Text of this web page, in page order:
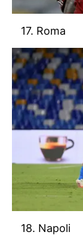
17. Roma
18. Napoli